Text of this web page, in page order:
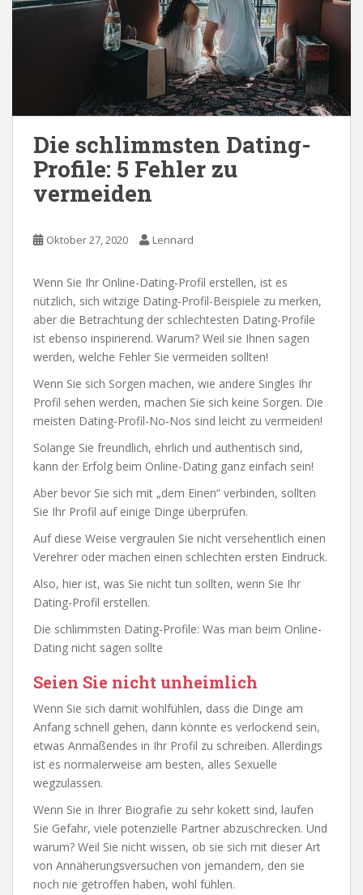
Die schlimmsten Dating-
Profile: 5 Fehler zu
vermeiden
Oktober 27, 2020 Lennard
Wenn Sie Ihr Online-Dating-Profil erstellen, ist es
nützlich, sich witzige Dating-Profil-Beispiele zu merken,
aber die Betrachtung der schlechtesten Dating-Profile
ist ebenso inspirierend. Warum? Weil sie Ihnen sagen
werden, welche Fehler Sie vermeiden sollten!
Wenn Sie sich Sorgen machen, wie andere Singles Ihr
Profil sehen werden, machen Sie sich keine Sorgen. Die
meisten Dating-Profil-No-Nos sind leicht zu vermeiden!
Solange Sie freundlich, ehrlich und authentisch sind,
kann der Erfolg beim Online-Dating ganz einfach sein!
Aber bevor Sie sich mit „dem Einen“ verbinden, sollten
Sie Ihr Profil auf einige Dinge überprüfen.
Auf diese Weise vergraulen Sie nicht versehentlich einen
Verehrer oder machen einen schlechten ersten Eindruck.
Also, hier ist, was Sie nicht tun sollten, wenn Sie Ihr
Dating-Profil erstellen.
Die schlimmsten Dating-Profile: Was man beim Online-
Dating nicht sagen sollte
Seien Sie nicht unheimlich
Wenn Sie sich damit wohlfühlen, dass die Dinge am
Anfang schnell gehen, dann könnte es verlockend sein,
etwas Anmaßendes in Ihr Profil zu schreiben. Allerdings
ist es normalerweise am besten, alles Sexuelle
wegzulassen.
Wenn Sie in Ihrer Biografie zu sehr kokett sind, laufen
Sie Gefahr, viele potenzielle Partner abzuschrecken. Und
warum? Weil Sie nicht wissen, ob sie sich mit dieser Art
von Annäherungsversuchen von jemandem, den sie
noch nie getroffen haben, wohl fühlen.